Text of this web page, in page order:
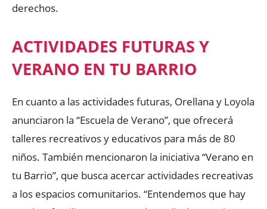
derechos.
ACTIVIDADES FUTURAS Y
VERANO EN TU BARRIO
En cuanto a las actividades futuras, Orellana y Loyola
anunciaron la “Escuela de Verano”, que ofrecerá
talleres recreativos y educativos para más de 80
niños. También mencionaron la iniciativa “Verano en
tu Barrio”, que busca acercar actividades recreativas
a los espacios comunitarios. “Entendemos que hay